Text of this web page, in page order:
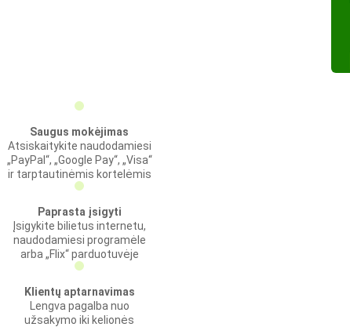
Saugus mokėjimas
Atsiskaitykite naudodamiesi
„PayPal“, „Google Pay“, „Visa“
ir tarptautinėmis kortelėmis
Paprasta įsigyti
Įsigykite bilietus internetu,
naudodamiesi programėle
arba „Flix“ parduotuvėje
Klientų aptarnavimas
Lengva pagalba nuo
užsakymo iki kelionės